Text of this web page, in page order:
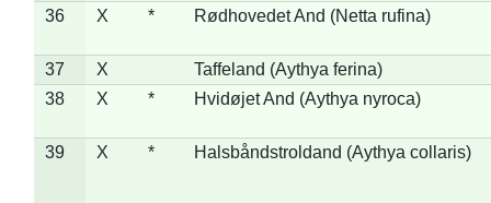
36
X * Rødhovedet And (Netta rufina)
37 X
Taffeland (Aythya ferina)
38
X * Hvidøjet And (Aythya nyroca)
39 X * Halsbåndstroldand (Aythya collaris)